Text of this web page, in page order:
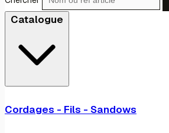
Catalogue
Cordages - Fils - Sandows